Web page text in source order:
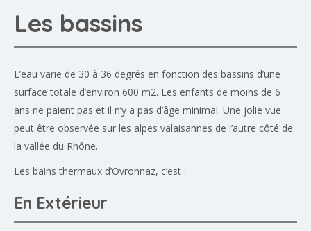
Les bassins
L’eau varie de 30 à 36 degrés en fonction des bassins d’une
surface totale d’environ 600 m2. Les enfants de moins de 6
ans ne paient pas et il n’y a pas d’âge minimal. Une jolie vue
peut être observée sur les alpes valaisannes de l’autre côté de
la vallée du Rhône.
Les bains thermaux d’Ovronnaz, c’est :
En Extérieur